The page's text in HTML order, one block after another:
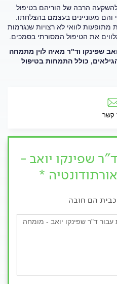
להשקעה הרבה של הוריהם בטיפול
מעוניינים בעצמם בהצלחתו.
לוואי לא רצויות שנגרמות
את הטיפול המסורתי בסמכים.
שפינקו וד"ר מאיה לוין מתמחה
כולל התמחות בטיפול
קשר
שפינקו יואב -
*
הם חובה